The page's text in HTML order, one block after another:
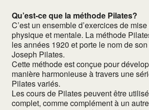
Qu’est-ce que la méthode Pilates?
C’est un ensemble d’exercices de
physique et mentale. La méthode
les années 1920 et porte le nom de
Joseph Pilates.
Cette méthode est conçue pour
manière harmonieuse à travers une
Pilates variés.
Les cours de Pilates peuvent être
complet, comme complément à un